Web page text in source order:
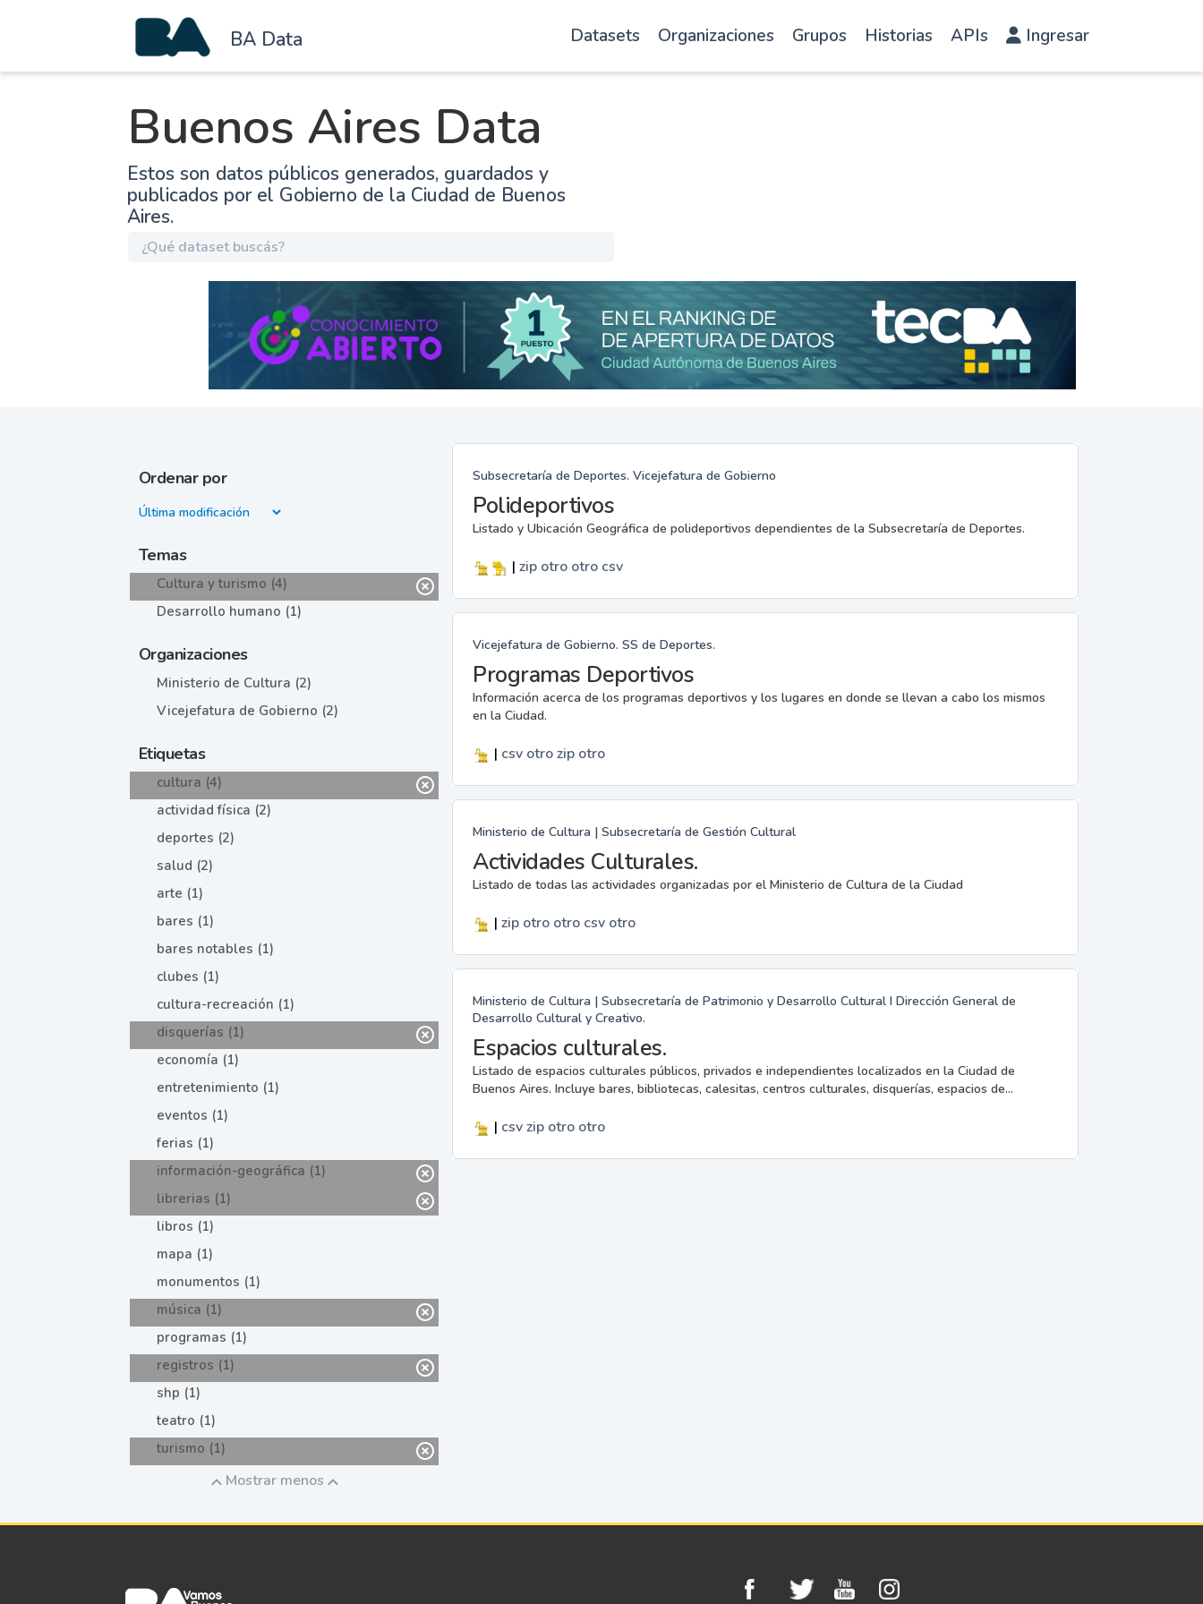
BA Data Datasets Organizaciones Grupos Historias APIs Ingresar
Buenos Aires Data
Estos son datos públicos generados, guardados y
publicados por el Gobierno de la Ciudad de Buenos
Aires.
Ordenar por
Temas
Cultura y turismo (4)
Desarrollo humano (1)
Organizaciones
Ministerio de Cultura (2)
Vicejefatura de Gobierno (2)
Etiquetas
cultura (4)
actividad física (2)
deportes (2)
salud (2)
arte (1)
bares (1)
bares notables (1)
clubes (1)
cultura-recreación (1)
disquerías (1)
economía (1)
entretenimiento (1)
eventos (1)
ferias (1)
información-geográfica (1)
librerias (1)
libros (1)
mapa (1)
monumentos (1)
música (1)
programas (1)
registros (1)
shp (1)
teatro (1)
turismo (1)
Mostrar menos
Subsecretaría de Deportes. Vicejefatura de Gobierno
Polideportivos
Listado y Ubicación Geográfica de polideportivos dependientes de la Subsecretaría de Deportes.
| zip otro otro csv
Vicejefatura de Gobierno. SS de Deportes.
Programas Deportivos
Información acerca de los programas deportivos y los lugares en donde se llevan a cabo los mismos
en la Ciudad.
| csv otrozip otro
Ministerio de Cultura | Subsecretaría de Gestión Cultural
Actividades Culturales.
Listado de todas las actividades organizadas por el Ministerio de Cultura de la Ciudad
| zip otro otro csv otro
Ministerio de Cultura | Subsecretaría de Patrimonio y Desarrollo Cultural I Dirección General de
Desarrollo Cultural y Creativo.
Espacios culturales.
Listado de espacios culturales públicos, privados e independientes localizados en la Ciudad de
Buenos Aires. Incluye bares, bibliotecas, calesitas, centros culturales, disquerías, espacios de...
| csvzip otro otro